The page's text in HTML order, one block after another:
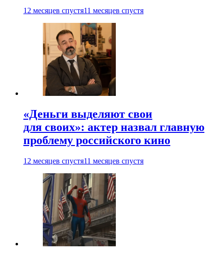
12 месяцев спустя11 месяцев спустя
«Деньги выделяют свои
для своих»: актер назвал главную
проблему российского кино
12 месяцев спустя11 месяцев спустя